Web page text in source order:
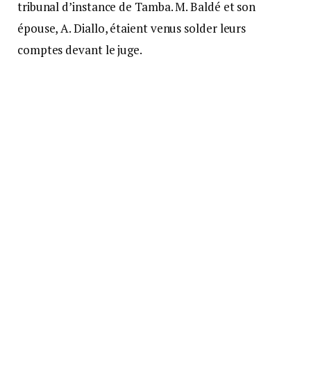
tribunal d’instance de Tamba. M. Baldé et son
épouse, A. Diallo, étaient venus solder leurs
comptes devant le juge.